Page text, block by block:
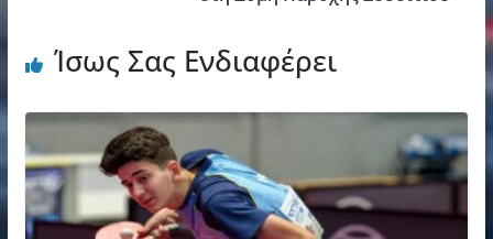
Ίσως Σας Ενδιαφέρει